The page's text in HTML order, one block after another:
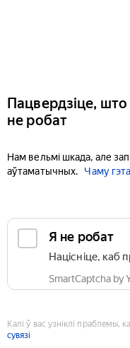
Пацвердзіце,
не робат
Нам вельмі шкада, але
аўтаматычных.
Чаму
Я не робат
Націсніце, каб
SmartCaptcha by
Калі ў вас узніклі праблемы,
сувязі